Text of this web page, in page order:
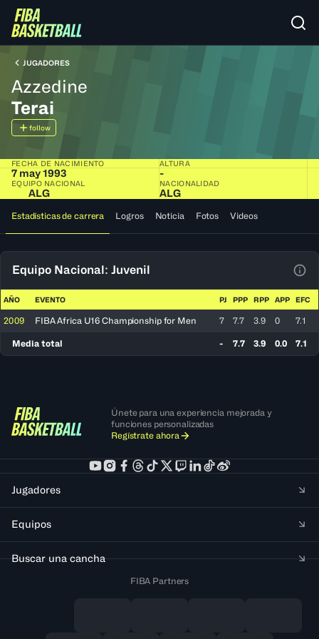
JUGADORES
Azzedine
Terai
follow
FECHA DE NACIMIENTO
7 may 1993
ALTURA
-
EQUIPO NACIONAL
ALG
NACIONALIDAD
ALG
Estadísticas de carrera Logros Noticia Fotos Videos
Equipo Nacional: Juvenil
AÑO EVENTO PJ PPP RPP APP EFC
2009 FIBA Africa U16 Championship for Men 7 7.7 3.9 0 7.1
Media total - 7.7 3.9 0.0 7.1
Únete para una experiencia mejorada y
funciones personalizadas
Regístrate ahora
Jugadores
Equipos
Buscar una cancha
FIBA Partners